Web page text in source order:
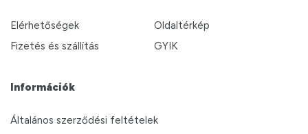
Elérhetőségek
Oldaltérkép
Fizetés és szállítás
GYIK
Információk
Általános szerződési feltételek